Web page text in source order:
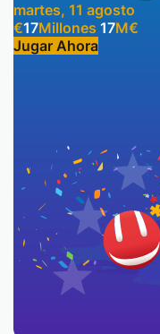
martes, 11 agosto
€17Millones 17M€
Jugar Ahora